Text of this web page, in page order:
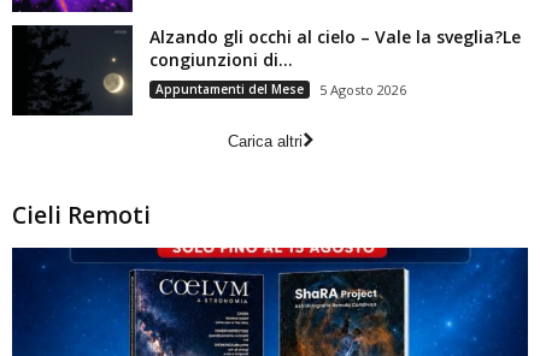
Alzando gli occhi al cielo – Vale la sveglia?Le
congiunzioni di...
Appuntamenti del Mese 5 Agosto 2026
Carica altri
Cieli Remoti